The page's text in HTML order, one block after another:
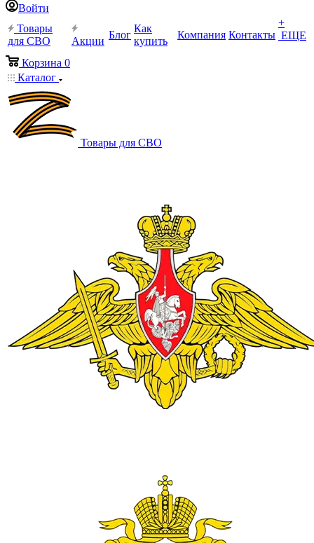
Войти
Товары
для СВО
Акции
Блог
Как
купить
Компания Контакты
+
ЕЩЕ
Корзина 0
Каталог
Товары для СВО